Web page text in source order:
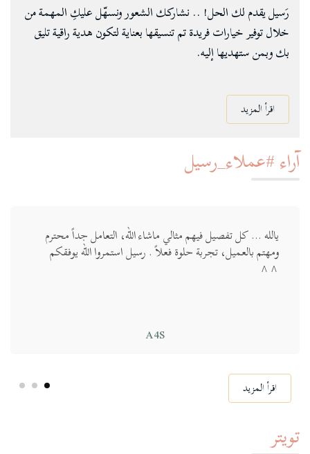
رَسيل يقدم لك الحل! .. نشاركك الشعور ونسهّل عليكِ المهمة من
خلال توفير خيارات فريدة تم تنسيقها بعناية لتكون هدية راقية تليق
بك وبمن ستهديها إليه.
اقرأ المزيد
آراء #عملاء_رسيل
يالله … كل تفصيل فيهم مثالي ماشاء الله، التعامل جداً محترم
ومهتم بالعميل، تجربة حلوة فعلاً . رسيل استمروا الله يوفقكم
^^
A4S
اقرأ المزيد
تويتر